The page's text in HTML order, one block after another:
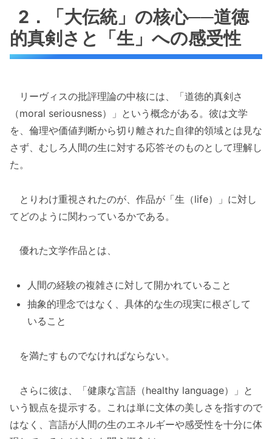
2．「大伝統」の核心──道徳
的真剣さと「生」への感受性
リーヴィスの批評理論の中核には、「道徳的真剣さ
（moral seriousness）」という概念がある。彼は文学
を、倫理や価値判断から切り離された自律的領域とは見な
さず、むしろ人間の生に対する応答そのものとして理解し
た。
とりわけ重視されたのが、作品が「生（life）」に対し
てどのように関わっているかである。
優れた文学作品とは、
人間の経験の複雑さに対して開かれていること
抽象的理念ではなく、具体的な生の現実に根ざして
いること
を満たすものでなければならない。
さらに彼は、「健康な言語（healthy language）」と
いう観点を提示する。これは単に文体の美しさを指すので
はなく、言語が人間の生のエネルギーや感受性を十分に体